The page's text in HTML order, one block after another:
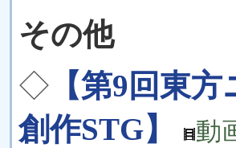
その他
◇ 【第9回東
創作STG】
動